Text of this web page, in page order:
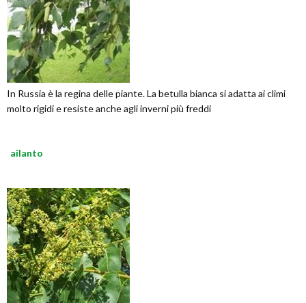
In Russia è la regina delle piante. La betulla bianca si adatta ai climi
molto rigidi e resiste anche agli inverni più freddi
ailanto